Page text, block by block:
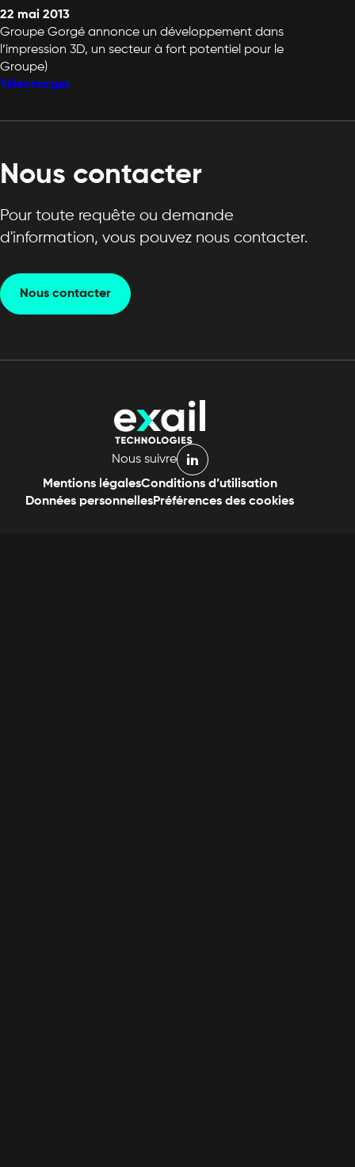
22 mai 2013
Groupe Gorgé annonce un développement dans
l’impression 3D, un secteur à fort potentiel pour le
Groupe)
Télécharger
Nous contacter
Pour toute requête ou demande
d'information, vous pouvez nous contacter.
Nous contacter
Nous suivre
linkedin
Mentions légalesConditions d’utilisation
Données personnellesPréférences des cookies